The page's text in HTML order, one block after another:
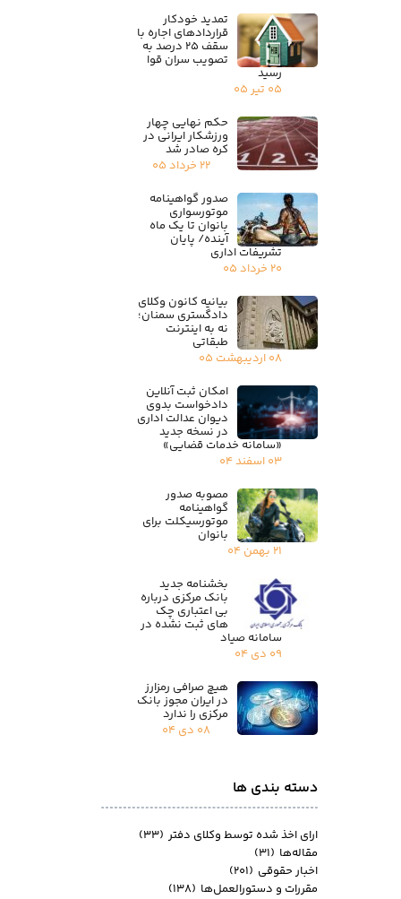
دسته بندی ها
تمدید خودکار
قراردادهای اجاره با
سقف ۲۵ درصد به
تصویب سران قوا
رسید
۰۵ تیر ۰۵
حکم نهایی چهار
ورزشکار ایرانی در
کره صادر شد
۲۲ خرداد ۰۵
صدور گواهینامه
موتورسواری
بانوان تا یک ماه
آینده/ پایان
تشریفات اداری
۲۰ خرداد ۰۵
بیانیه کانون وکلای
دادگستری سمنان؛
نه به اینترنت
طبقاتی
۰۸ اردیبهشت ۰۵
امکان ثبت آنلاین
دادخواست بدوی
دیوان عدالت اداری
در نسخه جدید
«سامانه خدمات قضایی»
۰۳ اسفند ۰۴
مصوبه صدور
گواهینامه
موتورسیکلت برای
بانوان
۲۱ بهمن ۰۴
بخشنامه جدید
بانک مرکزی درباره
بی اعتباری چک
های ثبت نشده در
سامانه صیاد
۰۹ دی ۰۴
هیچ صرافی رمزارز
در ایران مجوز بانک
مرکزی را ندارد
۰۸ دی ۰۴
ارای اخذ شده توسط وکلای دفتر (۳۳)
مقاله‌ها (۳۱)
اخبار حقوقی (۲۰۱)
مقررات و دستورالعمل‌ها (۱۳۸)